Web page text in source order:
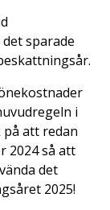
sparade
i
att redan
2024 så att
det
2025!